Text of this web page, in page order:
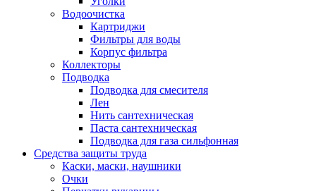
Водоочистка
Картриджи
Фильтры для воды
Корпус фильтра
Коллекторы
Подводка
Подводка для смесителя
Лен
Нить сантехническая
Паста сантехническая
Подводка для газа сильфонная
Средства защиты труда
Каски, маски, наушники
Очки